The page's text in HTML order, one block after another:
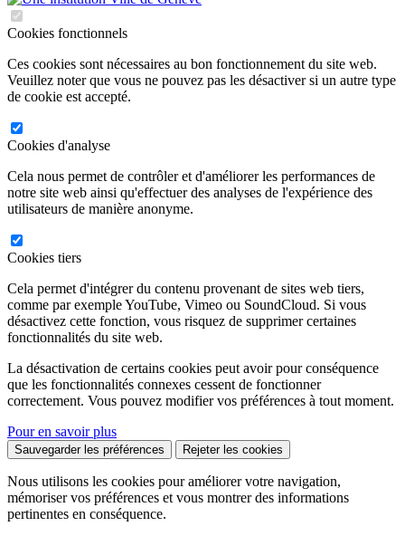
Cookies fonctionnels
Ces cookies sont nécessaires au bon fonctionnement du site web.
Veuillez noter que vous ne pouvez pas les désactiver si un autre type
de cookie est accepté.
Cookies d'analyse
Cela nous permet de contrôler et d'améliorer les performances de
notre site web ainsi qu'effectuer des analyses de l'expérience des
utilisateurs de manière anonyme.
Cookies tiers
Cela permet d'intégrer du contenu provenant de sites web tiers,
comme par exemple YouTube, Vimeo ou SoundCloud. Si vous
désactivez cette fonction, vous risquez de supprimer certaines
fonctionnalités du site web.
La désactivation de certains cookies peut avoir pour conséquence
que les fonctionnalités connexes cessent de fonctionner
correctement. Vous pouvez modifier vos préférences à tout moment.
Pour en savoir plus
Sauvegarder les préférences Rejeter les cookies
Nous utilisons les cookies pour améliorer votre navigation,
mémoriser vos préférences et vous montrer des informations
pertinentes en conséquence.